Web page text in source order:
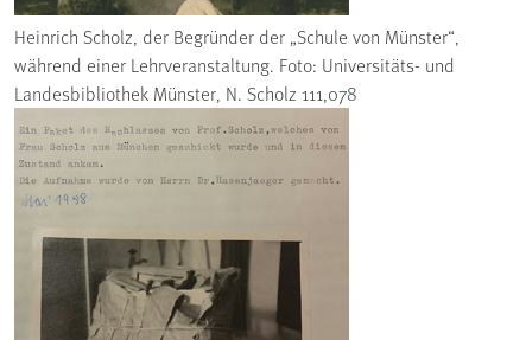
Heinrich Scholz, der Begründer der „Schule von Münster“,
während einer Lehrveranstaltung. Foto: Universitäts- und
Landesbibliothek Münster, N. Scholz 111,078